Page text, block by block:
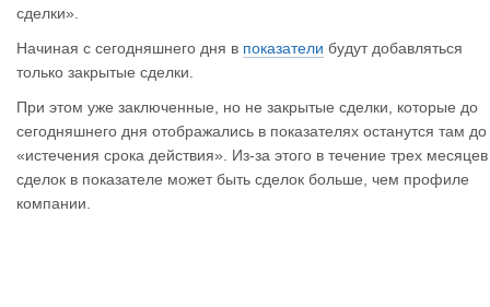
сделки».
Начиная с сегодняшнего дня в показатели будут добавляться
только закрытые сделки.
При этом уже заключенные, но не закрытые сделки, которые до
сегодняшнего дня отображались в показателях останутся там до
«истечения срока действия». Из-за этого в течение трех месяцев
сделок в показателе может быть сделок больше, чем профиле
компании.